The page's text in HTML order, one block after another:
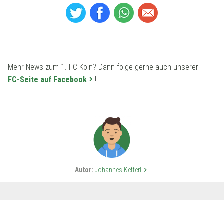
Mehr News zum 1. FC Köln? Dann folge gerne auch unserer
FC-Seite auf Facebook
!
Autor: Johannes Ketterl keyboard_arrow_right